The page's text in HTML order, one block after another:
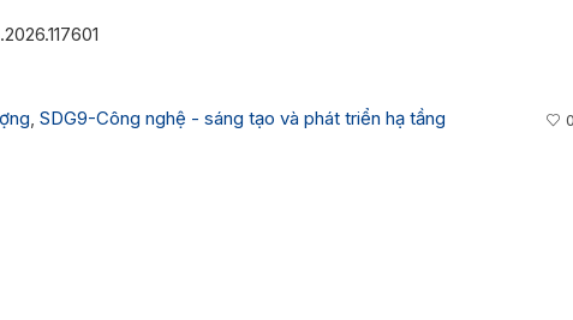
SDG9-Công nghệ - sáng tạo và phát triển hạ tầng